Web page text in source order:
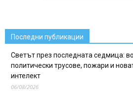
Последни публикации
Светът през последната седмица:
политически трусове, пожари и
интелект
06/08/2026